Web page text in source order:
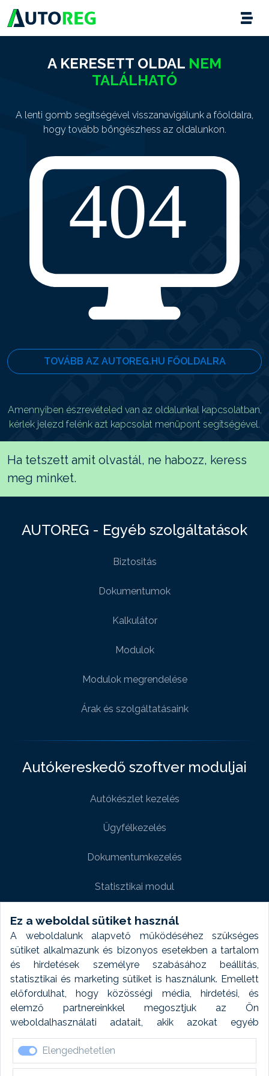
Ez a weboldal sütiket használ
A weboldalunk alapvető működéséhez szükséges
sütiket alkalmazunk és bizonyos esetekben a tartalom
és hirdetések személyre szabásához beállítás,
statisztikai és marketing sütiket is használunk. Emellett
előfordulhat, hogy közösségi média, hirdetési, és
elemző partnereinkkel megosztjuk az Ön
weboldalhasználati adatait, akik azokat egyéb
forrásokból gyűjtött adatokkal kombinálhatják. A sütik
elfogadásával kapcsolatosan naplózást végzünk és
ezen adatokat 6 hónap után automatikusan töröljük. A
Elengedhetetlen
A KERESETT OLDAL NEM
TALÁLHATÓ
A lenti gomb segítségével visszanavigálunk a főoldalra,
hogy tovább böngészhess az oldalunkon.
TOVÁBB AZ AUTOREG.HU FŐOLDALRA
Amennyiben észrevételed van az oldalunkal kapcsolatban,
kérlek jelezd felénk azt kapcsolat menüpont segítségével.
Ha tetszett amit olvastál, ne habozz, keress
meg minket.
AUTOREG - Egyéb szolgáltatások
Biztositás
Dokumentumok
Kalkulátor
Modulok
Modulok megrendelése
Árak és szolgáltatásaink
Autókereskedő szoftver moduljai
Autókészlet kezelés
Ügyfélkezelés
Dokumentumkezelés
Statisztikai modul
Weboldal modul
Fényképtár extra modul
Autómosó modul
Feladatütemezés